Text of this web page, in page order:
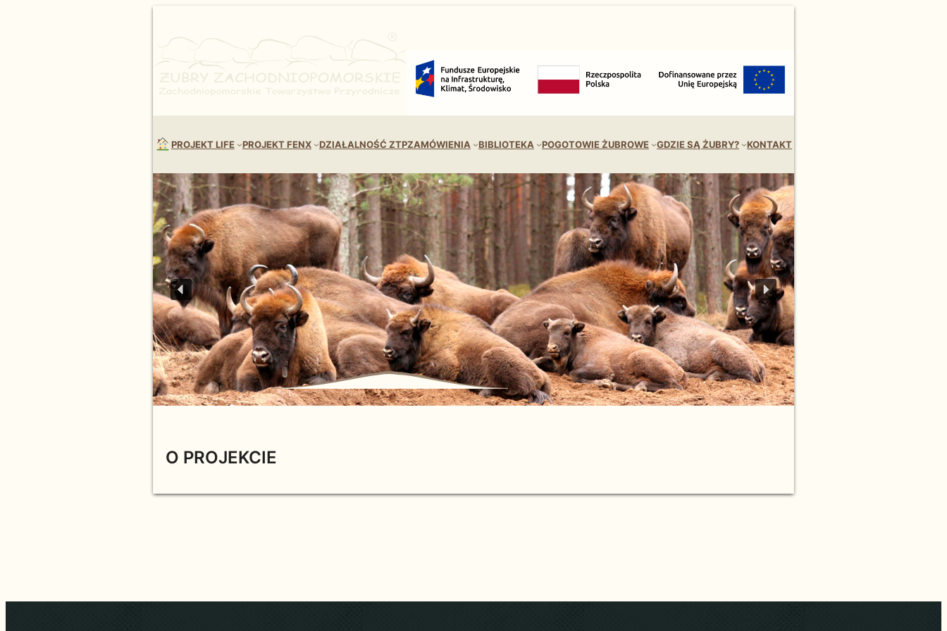
PROJEKT LIFE PROJEKT FENX DZIAŁALNOŚĆ ZTPZAMÓWIENIA BIBLIOTEKA POGOTOWIE ŻUBROWE GDZIE SĄ ŻUBRY? KONTAKT
O PROJEKCIE